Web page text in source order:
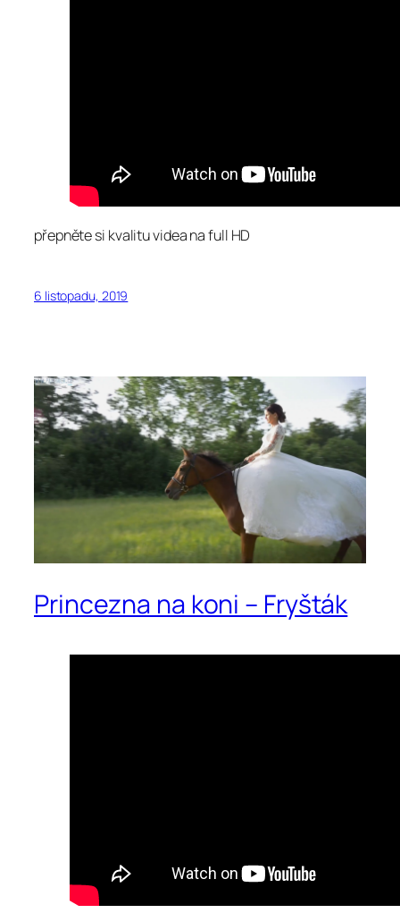
přepněte si kvalitu videa na full HD
6 listopadu, 2019
Princezna na koni – Fryšták